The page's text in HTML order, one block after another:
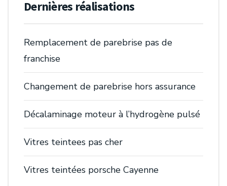
Dernières réalisations
Remplacement de parebrise pas de
franchise
Changement de parebrise hors assurance
Décalaminage moteur à l’hydrogène pulsé
Vitres teintees pas cher
Vitres teintées porsche Cayenne